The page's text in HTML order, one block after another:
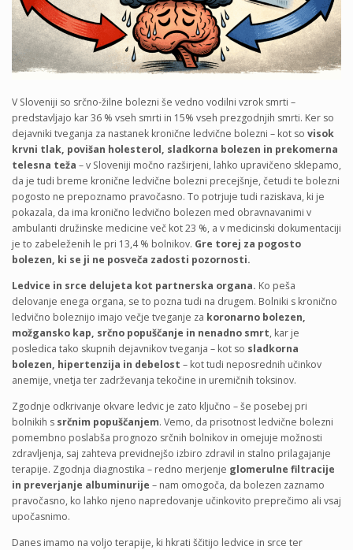
V Sloveniji so srčno‑žilne bolezni še vedno vodilni vzrok smrti –
predstavljajo kar 36 % vseh smrti in 15% vseh prezgodnjih smrti. Ker so
dejavniki tveganja za nastanek kronične ledvične bolezni – kot so visok
krvni tlak, povišan holesterol, sladkorna bolezen in prekomerna
telesna teža – v Sloveniji močno razširjeni, lahko upravičeno sklepamo,
da je tudi breme kronične ledvične bolezni precejšnje, četudi te bolezni
pogosto ne prepoznamo pravočasno. To potrjuje tudi raziskava, ki je
pokazala, da ima kronično ledvično bolezen med obravnavanimi v
ambulanti družinske medicine več kot 23 %, a v medicinski dokumentaciji
je to zabeleženih le pri 13,4 % bolnikov. Gre torej za pogosto
bolezen, ki se ji ne posveča zadosti pozornosti.
Ledvice in srce delujeta kot partnerska organa. Ko peša
delovanje enega organa, se to pozna tudi na drugem. Bolniki s kronično
ledvično boleznijo imajo večje tveganje za koronarno bolezen,
možgansko kap, srčno popuščanje in nenadno smrt, kar je
posledica tako skupnih dejavnikov tveganja – kot so sladkorna
bolezen, hipertenzija in debelost – kot tudi neposrednih učinkov
anemije, vnetja ter zadrževanja tekočine in uremičnih toksinov.
Zgodnje odkrivanje okvare ledvic je zato ključno – še posebej pri
bolnikih s srčnim popuščanjem. Vemo, da prisotnost ledvične bolezni
pomembno poslabša prognozo srčnih bolnikov in omejuje možnosti
zdravljenja, saj zahteva previdnejšo izbiro zdravil in stalno prilagajanje
terapije. Zgodnja diagnostika – redno merjenje glomerulne filtracije
in preverjanje albuminurije – nam omogoča, da bolezen zaznamo
pravočasno, ko lahko njeno napredovanje učinkovito preprečimo ali vsaj
upočasnimo.
Danes imamo na voljo terapije, ki hkrati ščitijo ledvice in srce ter